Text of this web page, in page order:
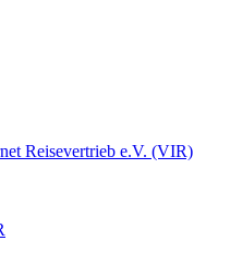
Reisevertrieb e.V. (VIR)